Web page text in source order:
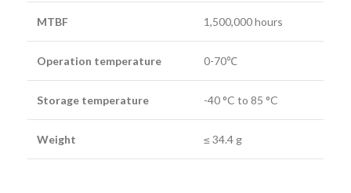
MTBF 1,500,000 hours
Operation temperature 0-70℃
Storage temperature -40 °C to 85 °C
Weight ≤ 34.4 g